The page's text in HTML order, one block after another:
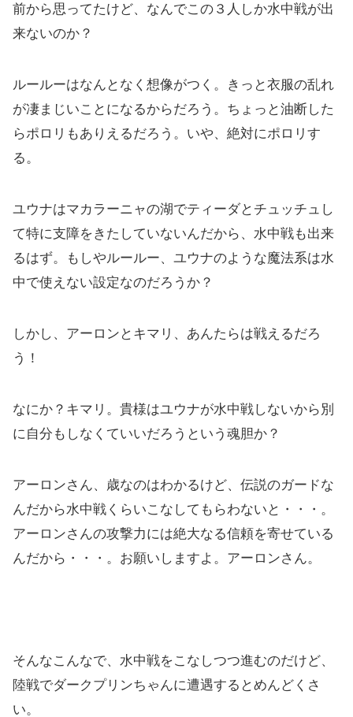
前から思ってたけど、なんでこの３人しか水中戦が出
来ないのか？
ルールーはなんとなく想像がつく。きっと衣服の乱れ
が凄まじいことになるからだろう。ちょっと油断した
らポロリもありえるだろう。いや、絶対にポロリす
る。
ユウナはマカラーニャの湖でティーダとチュッチュし
て特に支障をきたしていないんだから、水中戦も出来
るはず。もしやルールー、ユウナのような魔法系は水
中で使えない設定なのだろうか？
しかし、アーロンとキマリ、あんたらは戦えるだろ
う！
なにか？キマリ。貴様はユウナが水中戦しないから別
に自分もしなくていいだろうという魂胆か？
アーロンさん、歳なのはわかるけど、伝説のガードな
んだから水中戦くらいこなしてもらわないと・・・。
アーロンさんの攻撃力には絶大なる信頼を寄せている
んだから・・・。お願いしますよ。アーロンさん。
そんなこんなで、水中戦をこなしつつ進むのだけど、
陸戦でダークプリンちゃんに遭遇するとめんどくさ
い。